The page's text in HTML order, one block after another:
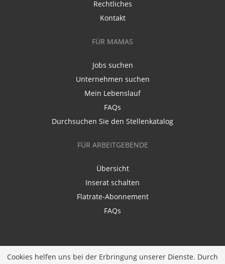
Rechtliches
Kontakt
FÜR MAMAS
Jobs suchen
Unternehmen suchen
Mein Lebenslauf
FAQs
Durchsuchen Sie den Stellenkatalog
FÜR ARBEITGEBENDE
Übersicht
Inserat schalten
Flatrate-Abonnement
FAQs
Cookies helfen uns bei der Erbringung unserer Dienste. Durch